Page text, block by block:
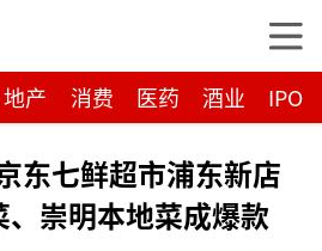
地产 消费 医药 酒业 IPO
东七鲜超市浦东新店
崇明本地菜成爆款